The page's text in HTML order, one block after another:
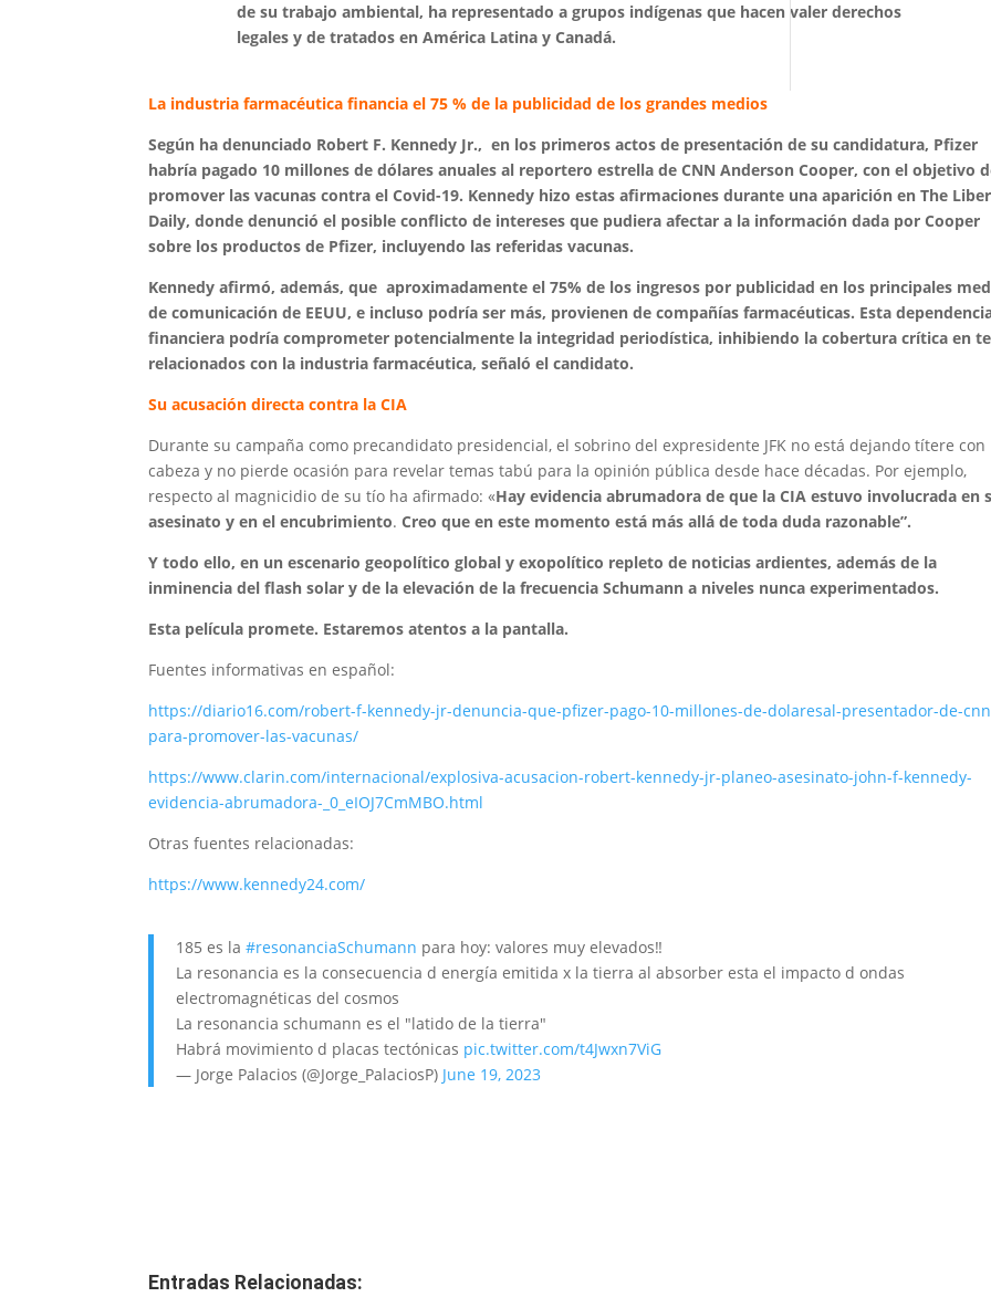
de su trabajo ambiental, ha representado a grupos indígenas que hacen valer derechos
legales y de tratados en América Latina y Canadá.
La industria farmacéutica financia el 75 % de la publicidad de los grandes medios
Según ha denunciado Robert F. Kennedy Jr., en los primeros actos de presentación de su candidatura, Pfizer
habría pagado 10 millones de dólaresanuales al reportero estrella de CNN Anderson Cooper, con el objetivo
promover las vacunas contra el Covid-19. Kennedy hizo estas afirmaciones durante una aparición en The
Daily, donde denunció el posible conflicto de intereses que pudiera afectar a la información dada por Cooper
sobre los productos de Pfizer, incluyendo las referidas vacunas.
Kennedy afirmó, además, que aproximadamente el 75% de los ingresos por publicidad en los principales
de comunicación de EEUU, e incluso podría ser más, provienen de compañías farmacéuticas. Esta
financiera podría comprometer potencialmente la integridad periodística, inhibiendo la cobertura crítica en
relacionados con la industria farmacéutica, señaló el candidato.
Su acusación directa contra la CIA
Durante su campaña como precandidato presidencial, el sobrino del expresidente JFK no está dejando títere con
cabeza y no pierde ocasión para revelar temas tabú para la opinión pública desde hace décadas. Por ejemplo,
respecto al magnicidio de su tío ha afirmado: «Hay evidencia abrumadora de que la CIA estuvo involucrada en
asesinato y en el encubrimiento. Creo que en este momento está más allá de toda duda razonable”.
Y todo ello, en un escenario geopolítico global y exopolítico repleto de noticias ardientes, además de la
inminencia del flash solar y de la elevación de la frecuencia Schumann a niveles nunca experimentados.
Esta película promete. Estaremos atentos a la pantalla.
Fuentes informativas en español:
https://diario16.com/robert-f-kennedy-jr-denuncia-que-pfizer-pago-10-millones-de-dolaresal-presentador-de-
para-promover-las-vacunas/
https://www.clarin.com/internacional/explosiva-acusacion-robert-kennedy-jr-planeo-asesinato-john-f-kennedy-
evidencia-abrumadora-_0_eIOJ7CmMBO.html
Otras fuentes relacionadas:
https://www.kennedy24.com/
185 es la#resonanciaSchumann para hoy: valores muy elevados‼️
La resonancia es la consecuencia d energía emitida x la tierra al absorber esta el impacto d ondas
electromagnéticas del cosmos
La resonancia schumann es el "latido de la tierra"
Habrá movimiento d placas tectónicas pic.twitter.com/t4Jwxn7ViG
— Jorge Palacios (@Jorge_PalaciosP) June 19, 2023
Entradas Relacionadas: